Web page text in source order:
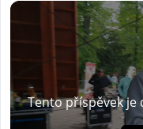
Tento příspěvek